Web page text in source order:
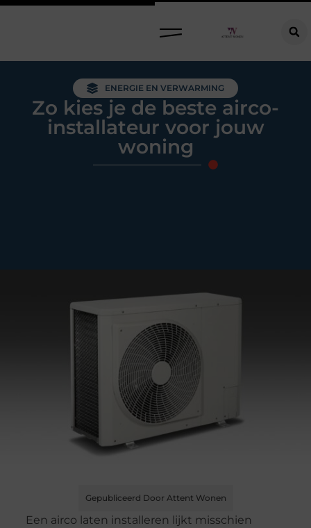
ENERGIE EN VERWARMING
Zo kies je de beste airco-
installateur voor jouw
woning
Gepubliceerd Door Attent Wonen
Een airco laten installeren lijkt misschien